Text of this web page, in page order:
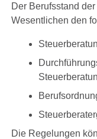
Der Berufsstand
Wesentlichen den
Die Regelungen